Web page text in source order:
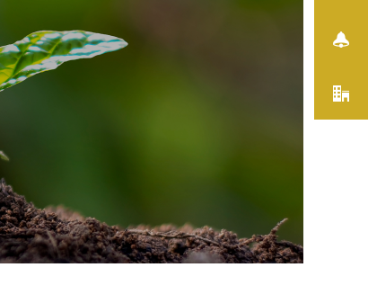
THE FIRST TRAIL2026を
開催しました
実はすごい日野市役所 住宅